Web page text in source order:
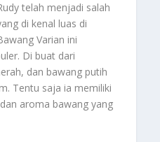
telah menjadi salah
di kenal luas di
Varian ini
Di buat dari
dan bawang putih
Tentu saja ia memiliki
aroma bawang yang